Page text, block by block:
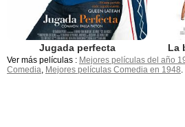
Jugada perfecta La
Ver más películas : Mejores películas del año
Comedia, Mejores películas Comedia en 1948.